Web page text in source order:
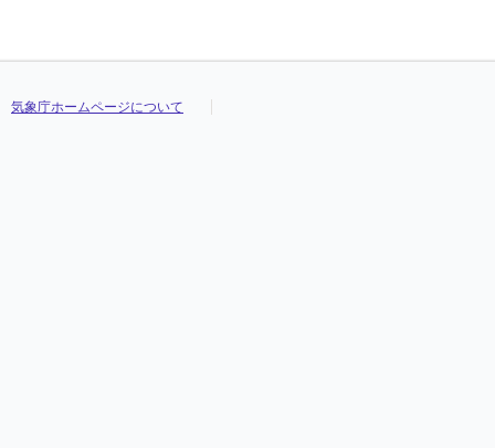
気象庁ホームページについて